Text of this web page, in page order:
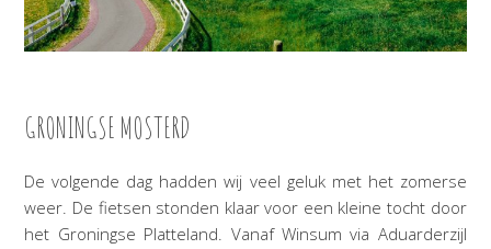
GRONINGSE MOSTERD
De volgende dag hadden wij veel geluk met het zomerse
weer. De fietsen stonden klaar voor een kleine tocht door
het Groningse Platteland. Vanaf Winsum via Aduarderzijl